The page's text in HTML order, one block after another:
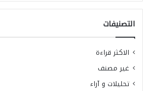
التصنيفات
الاكثر قراءة
غير مصنف
تحليلات و آراء